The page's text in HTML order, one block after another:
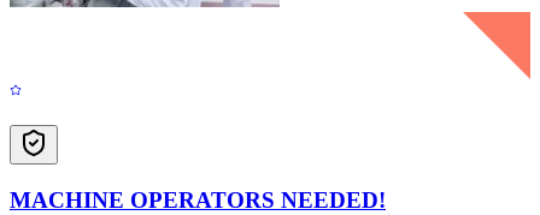
MACHINE OPERATORS NEEDED!